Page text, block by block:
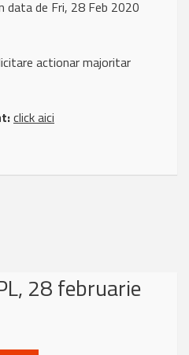
data de Fri, 28 Feb 2020
actionar majoritar
click aici
28 februarie